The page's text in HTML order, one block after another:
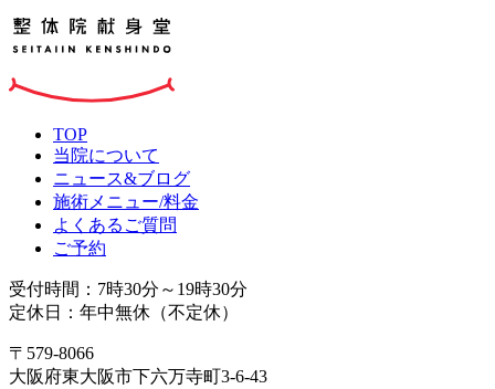
TOP
当院について
ニュース&ブログ
施術メニュー/料金
よくあるご質問
ご予約
受付時間：7時30分～19時30分
定休日：年中無休（不定休）
〒579-8066
大阪府東大阪市下六万寺町3-6-43